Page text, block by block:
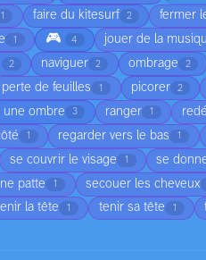
1 faire du kitesurf 2 fermer
1 🎮 4 jouer de la
2 naviguer 2 ombrage 2
perte de feuilles 1 picorer 2
une ombre 3 ranger 1
1 regarder vers le bas 1
se couvrir le visage 1 se
patte 1 secouer les cheveux
la tête 1 tenir sa tête 1